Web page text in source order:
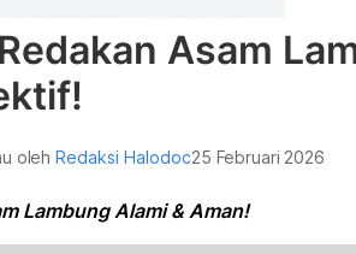
Asam
olehRedaksi Halodoc25 Februari 2026
Lambung Alami & Aman!